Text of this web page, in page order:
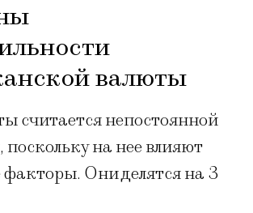
валюты
считается непостоянной
поскольку на нее влияют
Они делятся на 3